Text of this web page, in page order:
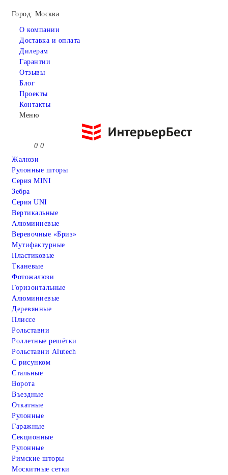
Город: Москва
О компании
Доставка и оплата
Дилерам
Гарантии
Отзывы
Блог
Проекты
Контакты
Меню
0 0
Жалюзи
Рулонные шторы
Серия MINI
Зебра
Серия UNI
Вертикальные
Алюмииневые
Веревочные «Бриз»
Мутифактурные
Пластиковые
Тканевые
Фотожалюзи
Горизонтальные
Алюминиевые
Деревянные
Плиссе
Рольставни
Роллетные решётки
Рольставни Alutech
С рисунком
Стальные
Ворота
Въездные
Откатные
Рулонные
Гаражные
Cекционные
Рулонные
Римские шторы
Москитные сетки